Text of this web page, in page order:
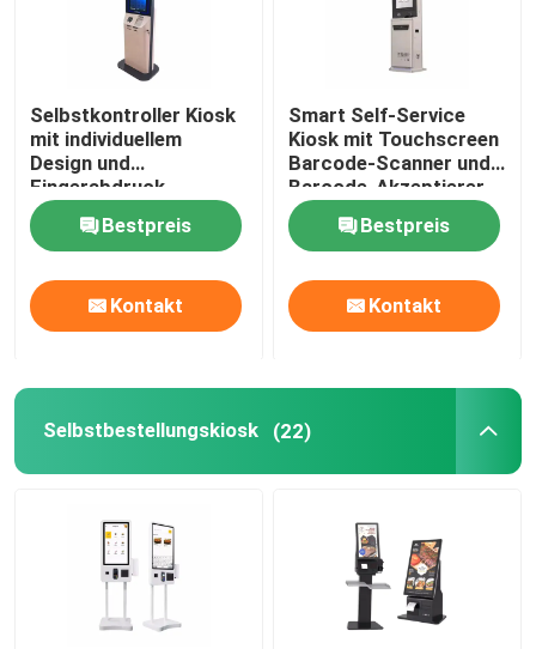
Selbstkontroller Kiosk
mit individuellem
Design und
Fingerabdruck-
Identifizierung und
DruckerBestpreis
Kontakt
Smart Self-Service
Kiosk mit Touchscreen
Barcode-Scanner und
Barcode-Akzeptierer
Bestpreis
Kontakt
Selbstbestellungskiosk (22)